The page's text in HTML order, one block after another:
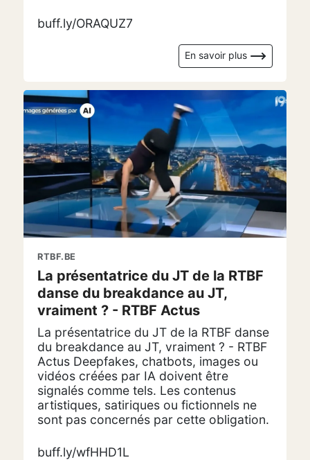
buff.ly/ORAQUZ7
En savoir plus
RTBF.BE
La présentatrice du JT de la RTBF
danse du breakdance au JT,
vraiment ? - RTBF Actus
La présentatrice du JT de la RTBF danse
du breakdance au JT, vraiment ? - RTBF
Actus Deepfakes, chatbots, images ou
vidéos créées par IA doivent être
signalés comme tels. Les contenus
artistiques, satiriques ou fictionnels ne
sont pas concernés par cette obligation.
buff.ly/wfHHD1L